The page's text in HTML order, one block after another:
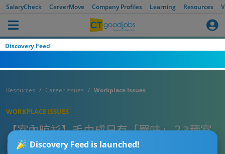
SalaryCheck CareerMove Company Profiles Learning Resources
Discovery Feed
Discovery Feed is launched!
Resources Career Issues Workplace Issues
WORKPLACE ISSUES
【室內晾衫】毛巾成日有「罨味」？3種室
內晾衣法 最錯係呢個！乾得慢兼養霉菌